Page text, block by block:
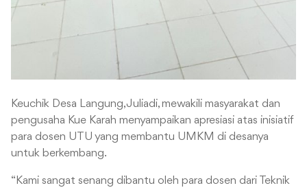
Keuchik Desa Langung, Juliadi, mewakili masyarakat dan
pengusaha Kue Karah menyampaikan apresiasi atas inisiatif
para dosen UTU yang membantu UMKM di desanya
untuk berkembang.
“Kami sangat senang dibantu oleh para dosen dari Teknik